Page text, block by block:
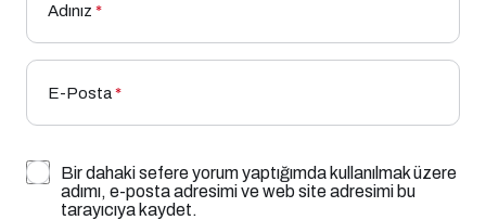
Adınız *
E-Posta*
Bir dahaki sefere yorum yaptığımda kullanılmak üzere
adımı, e-posta adresimi ve web site adresimi bu
tarayıcıya kaydet.